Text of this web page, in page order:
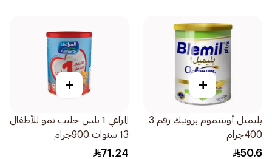
+
بليميل أوبتيموم بروتيك رقم 3
400جرام
50.6
+
المراعي 1 بلس حليب نمو للأطفال
13 سنوات 900جرام
71.24